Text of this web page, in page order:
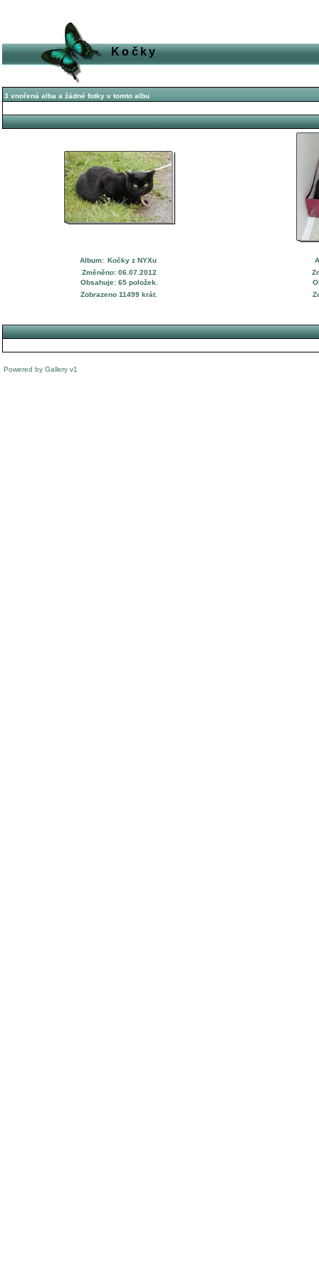
Kočky
3 vnořená alba a žádné fotky v tomto albu
Album: Kočky z NYXu
Změněno: 06.07.2012
Obsahuje: 65 položek.
Zobrazeno 11499 krát.
Powered by Gallery v1